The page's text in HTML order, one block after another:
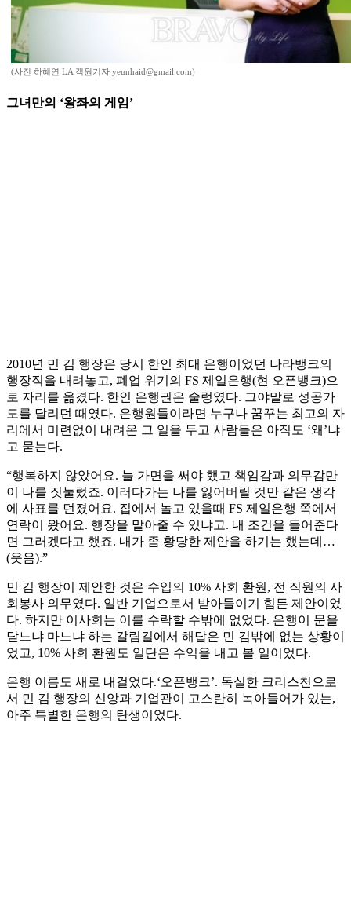
(사진 하혜연 LA 객원기자 yeunhaid@gmail.com)
그녀만의 ‘왕좌의 게임’
2010년 민 김 행장은 당시 한인 최대 은행이었던 나라뱅크의
행장직을 내려놓고, 폐업 위기의 FS 제일은행(현 오픈뱅크)으
로 자리를 옮겼다. 한인 은행권은 술렁였다. 그야말로 성공가
도를 달리던 때였다. 은행원들이라면 누구나 꿈꾸는 최고의 자
리에서 미련없이 내려온 그 일을 두고 사람들은 아직도 ‘왜’냐
고 묻는다.
“행복하지 않았어요. 늘 가면을 써야 했고 책임감과 의무감만
이 나를 짓눌렀죠. 이러다가는 나를 잃어버릴 것만 같은 생각
에 사표를 던졌어요. 집에서 놀고 있을때 FS 제일은행 쪽에서
연락이 왔어요. 행장을 맡아줄 수 있냐고. 내 조건을 들어준다
면 그러겠다고 했죠. 내가 좀 황당한 제안을 하기는 했는데…
(웃음).”
민 김 행장이 제안한 것은 수입의 10% 사회 환원, 전 직원의 사
회봉사 의무였다. 일반 기업으로서 받아들이기 힘든 제안이었
다. 하지만 이사회는 이를 수락할 수밖에 없었다. 은행이 문을
닫느냐 마느냐 하는 갈림길에서 해답은 민 김밖에 없는 상황이
었고, 10% 사회 환원도 일단은 수익을 내고 볼 일이었다.
은행 이름도 새로 내걸었다.‘오픈뱅크’. 독실한 크리스천으로
서 민 김 행장의 신앙과 기업관이 고스란히 녹아들어가 있는,
아주 특별한 은행의 탄생이었다.